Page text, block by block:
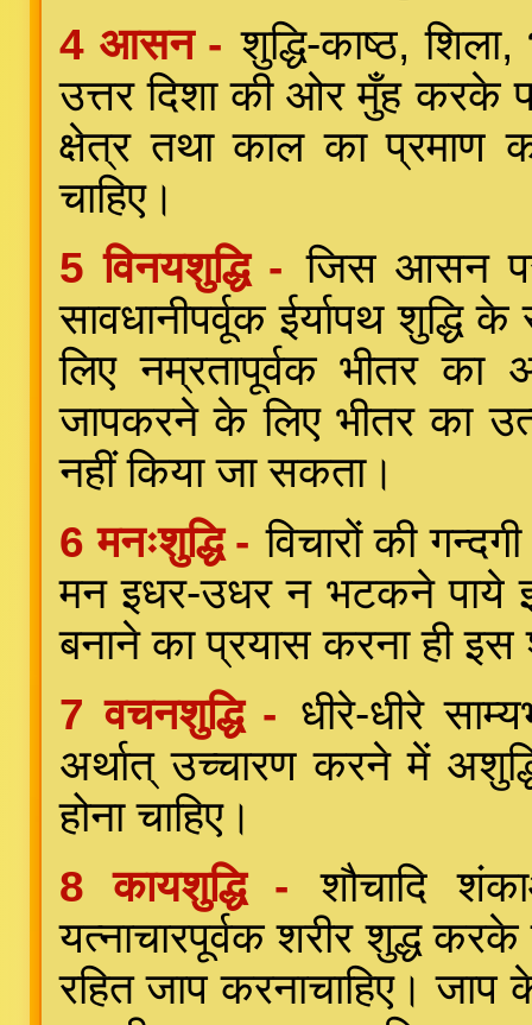
4 आसन - शुद्धि-काष्ठ,
उत्तर दिशा की ओर मुँह करके
क्षेत्र तथा काल का प्रमाण
चाहिए।
5 विनयशुद्धि - जिस आसन
सावधानीपर्वूक ईर्यापथ
लिए नम्रतापूर्वक भीतर
जापकरने के लिए भीतर का
नहीं किया जा सकता।
6 मनःशुद्धि - विचारों की
मन इधर-उधर न भटकने पाये
बनाने का प्रयास करना ही इस
7 वचनशुद्धि - धीरे-धीरे
अर्थात् उच्चारण करने में
होना चाहिए।
8 कायशुद्धि - शौचादि
यत्नाचारपूर्वक शरीर शुद्ध
रहित जाप करनाचाहिए। जाप